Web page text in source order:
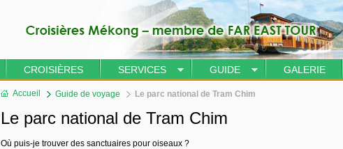
CROISIÈRES SERVICES GUIDE GALERIE
Accueil Guide de voyage Le parc national de Tram Chim
Le parc national de Tram Chim
Où puis-je trouver des sanctuaires pour oiseaux ?